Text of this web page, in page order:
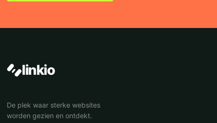
linkio
De plek waar sterke websites
worden gezien en ontdekt.